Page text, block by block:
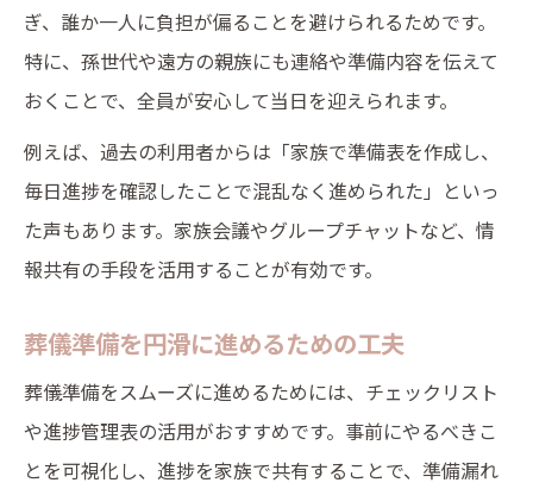
ぎ、誰か一人に負担が偏ることを避けられるためです。
特に、孫世代や遠方の親族にも連絡や準備内容を伝えて
おくことで、全員が安心して当日を迎えられます。
例えば、過去の利用者からは「家族で準備表を作成し、
毎日進捗を確認したことで混乱なく進められた」といっ
た声もあります。家族会議やグループチャットなど、情
報共有の手段を活用することが有効です。
葬儀準備を円滑に進めるための工夫
葬儀準備をスムーズに進めるためには、チェックリスト
や進捗管理表の活用がおすすめです。事前にやるべきこ
とを可視化し、進捗を家族で共有することで、準備漏れ